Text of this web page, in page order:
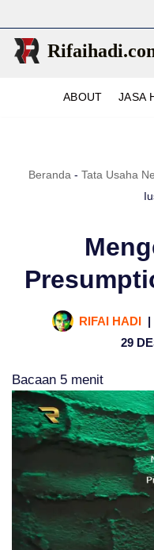
Lompat
ke
ABOUT JASA
Beranda - Tata Usaha
RIFAI HADI
29
Bacaan 5 menit